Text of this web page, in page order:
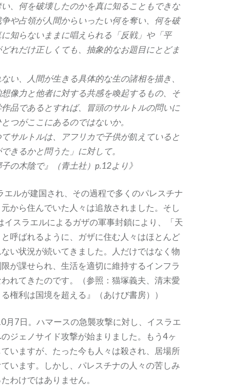
、何を破壊したのかを真に知ることもできな
や占領が人間からいったい何を奪い、何を破
知らないままに唱えられる「反戦」や「平
れだけ正しくても、抽象的なお題目にとどま
い、人間が生きる具体的な生の諸相を描き、
像力と他者に対する共感を喚起するもの、そ
品であるとすれば、冒頭のサルトルの問いに
つがここにあるのではないか。
サルトルは、アフリカで子供が飢えていると
きるかと問うた」に対して。
子の木陰で』（青土社）p.12より》
エルが建国され、その過程で多くのパレスチナ
から住んでいた人々は追放されました。そし
イスラエルによるガザの軍事封鎖により、「天
呼ばれるように、ガザに住む人々はほとんど
い状況が続いてきました。人だけではなく物
が課せられ、生活を適切に維持するインフラ
れてきたのです。（参照：猫塚義夫、清末愛
権利は国境を超える』（あけび書房））
月7日。ハマースの急襲攻撃に対し、イスラエ
ジェノサイド攻撃が始まりました。もう4ヶ
いますが、たった今も人々は殺され、居場所
います。しかし、パレスチナの人々の苦しみ
わけではありません。